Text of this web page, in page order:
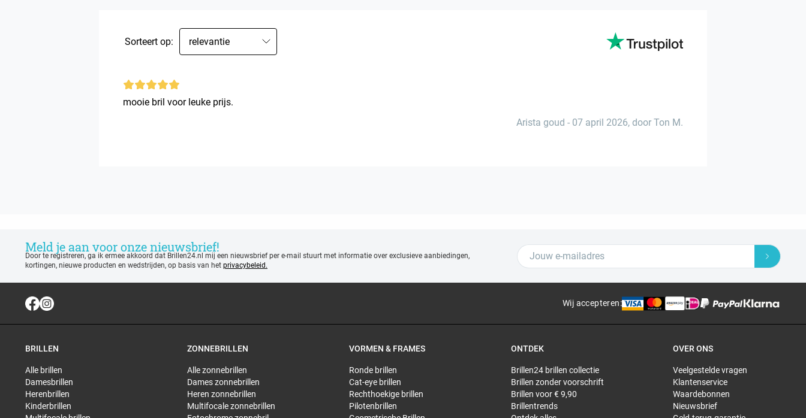
Sorteert op: relevantie
mooie bril voor leuke prijs.
Arista goud - 07 april 2026, door Ton M.
Meld je aan voor onze nieuwsbrief!
Door te registreren, ga ik ermee akkoord dat Brillen24.nl mij een nieuwsbrief per e-mail stuurt met informatie over exclusieve aanbiedingen,
kortingen, nieuwe producten en wedstrijden, op basis van het privacybeleid.
Wij accepteren:
BRILLEN
Alle brillen
Damesbrillen
Herenbrillen
Kinderbrillen
ZONNEBRILLEN
Alle zonnebrillen
Dames zonnebrillen
Heren zonnebrillen
Multifocale zonnebrillen
VORMEN & FRAMES
Ronde brillen
Cat-eye brillen
Rechthoekige brillen
Pilotenbrillen
ONTDEK
Brillen24 brillen collectie
Brillen zonder voorschrift
Brillen voor € 9,90
Brillentrends
OVER ONS
Veelgestelde vragen
Klantenservice
Waardebonnen
Nieuwsbrief